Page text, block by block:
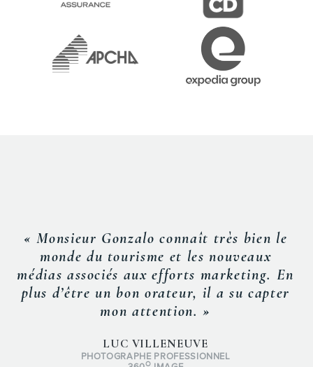
« Monsieur Gonzalo connaît très bien le
monde du tourisme et les nouveaux
médias associés aux efforts marketing. En
plus d’être un bon orateur, il a su capter
mon attention. »
LUC VILLENEUVE
PHOTOGRAPHE PROFESSIONNEL
O